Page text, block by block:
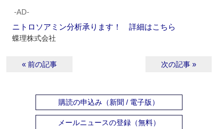
‐AD‐
ニトロソアミン分析承ります！ 詳細はこちら
蝶理株式会社
« 前の記事 次の記事 »
購読の申込み（新聞 / 電子版）
メールニュースの登録（無料）